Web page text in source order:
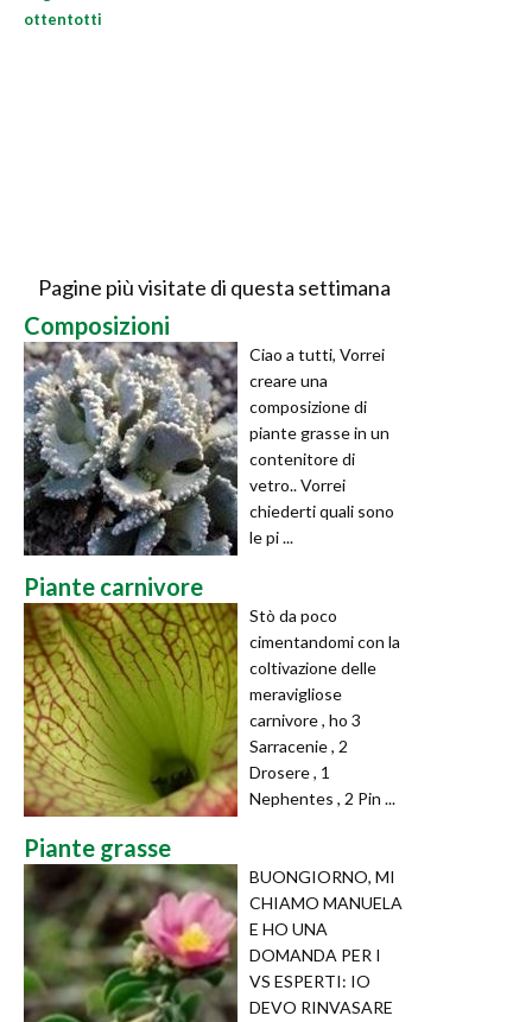
ottentotti
Pagine più visitate di questa settimana
Composizioni
Ciao a tutti, Vorrei
creare una
composizione di
piante grasse in un
contenitore di
vetro.. Vorrei
chiederti quali sono
le pi ...
Piante carnivore
Stò da poco
cimentandomi con la
coltivazione delle
meravigliose
carnivore , ho 3
Sarracenie , 2
Drosere , 1
Nephentes , 2 Pin ...
Piante grasse
BUONGIORNO, MI
CHIAMO MANUELA
E HO UNA
DOMANDA PER I
VS ESPERTI: IO
DEVO RINVASARE